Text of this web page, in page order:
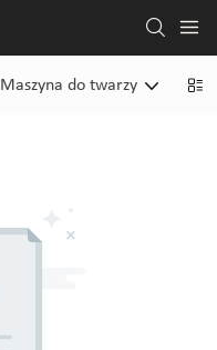
Maszyna do twarzy